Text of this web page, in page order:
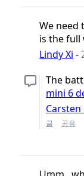
We need
is the full
Lindy Xi -
The
mini 6
글
공유